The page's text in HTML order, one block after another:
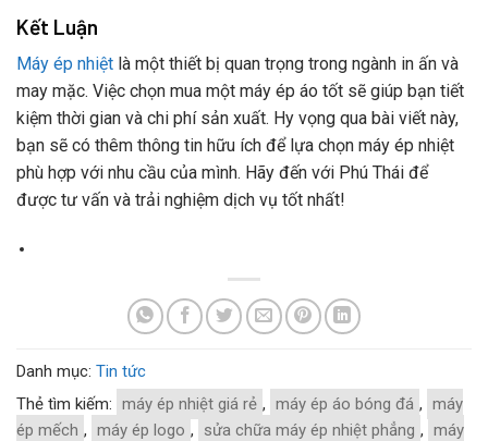
Kết Luận
Máy ép nhiệt là một thiết bị quan trọng trong ngành in ấn và
may mặc. Việc chọn mua một máy ép áo tốt sẽ giúp bạn tiết
kiệm thời gian và chi phí sản xuất. Hy vọng qua bài viết này,
bạn sẽ có thêm thông tin hữu ích để lựa chọn máy ép nhiệt
phù hợp với nhu cầu của mình. Hãy đến với Phú Thái để
được tư vấn và trải nghiệm dịch vụ tốt nhất!
Danh mục: Tin tức
Thẻ tìm kiếm: máy ép nhiệt giá rẻ , máy ép áo bóng đá , máy
ép mếch , máy ép logo , sửa chữa máy ép nhiệt phẳng , máy